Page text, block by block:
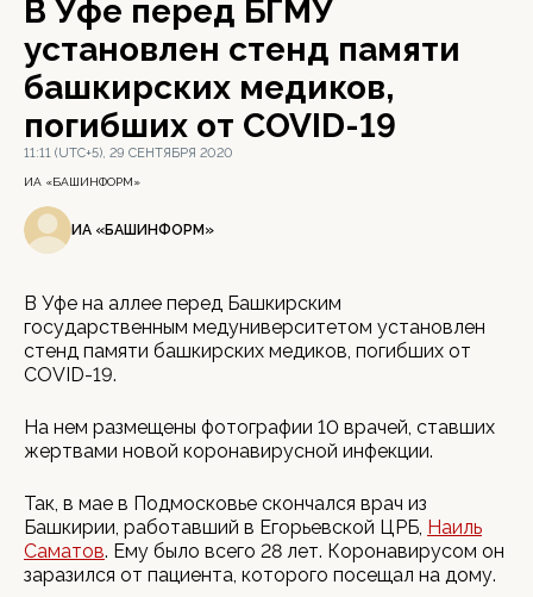
В Уфе перед БГМУ
установлен стенд памяти
башкирских медиков,
погибших от COVID-19
11:11 (UTC+5), 29 СЕНТЯБРЯ 2020
ИА «БАШИНФОРМ»
ИА «БАШИНФОРМ»
В Уфе на аллее перед Башкирским
государственным медуниверситетом установлен
стенд памяти башкирских медиков, погибших от
COVID-19.
На нем размещены фотографии 10 врачей, ставших
жертвами новой коронавирусной инфекции.
Так, в мае в Подмосковье скончался врач из
Башкирии, работавший в Егорьевской ЦРБ, Наиль
Саматов. Ему было всего 28 лет. Коронавирусом он
заразился от пациента, которого посещал на дому.